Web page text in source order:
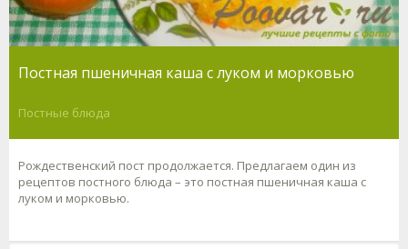
Постная пшеничная каша с луком и морковью
Постные блюда
Рождественский пост продолжается. Предлагаем один из
рецептов постного блюда – это постная пшеничная каша с
луком и морковью.